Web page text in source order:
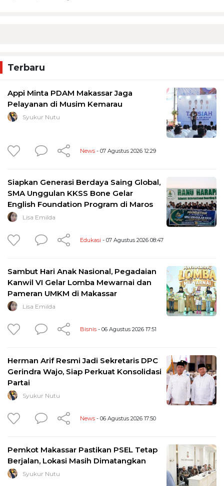
Terbaru
Appi Minta PDAM Makassar Jaga
Pelayanan di Musim Kemarau
Syukur Nutu
News - 07 Agustus 2026 12:29
Siapkan Generasi Berdaya Saing Global,
SMA Unggulan KKSS Bone Gelar
English Foundation Program di Maros
Lisa Emilda
Edukasi - 07 Agustus 2026 08:47
Sambut Hari Anak Nasional, Pegadaian
Kanwil VI Gelar Lomba Mewarnai dan
Pameran UMKM di Makassar
Lisa Emilda
Bisnis - 06 Agustus 2026 17:51
Herman Arif Resmi Jadi Sekretaris DPC
Gerindra Wajo, Siap Perkuat Konsolidasi
Partai
Syukur Nutu
News - 06 Agustus 2026 17:50
Pemkot Makassar Pastikan PSEL Tetap
Berjalan, Lokasi Masih Dimatangkan
Syukur Nutu